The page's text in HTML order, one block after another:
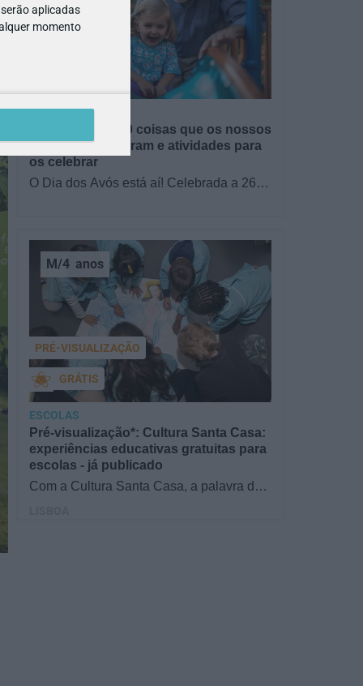
aplicadas
momento
Dia dos Avós: 10 coisas que os nossos
avós nos ensinaram e atividades para
os celebrar
O Dia dos Avós está aí! Celebrada a 26
BRINCAR
Pré-visualização*: Cultura Santa Casa:
experiências educativas gratuitas para
escolas - já publicado
Com a Cultura Santa Casa, a palavra de
M/4 anos
GRÁTIS
PRÉ-VISUALIZAÇÃO
ESCOLAS